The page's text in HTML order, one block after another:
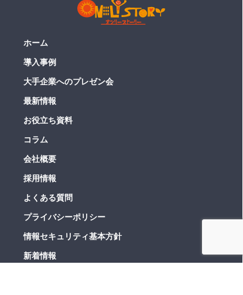
ホーム
導入事例
大手企業へのプレゼン会
最新情報
お役立ち資料
コラム
会社概要
採用情報
よくある質問
プライバシーポリシー
情報セキュリティ基本方針
新着情報